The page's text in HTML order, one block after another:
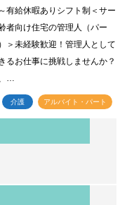
有給休暇ありシフト制＜サー
者向け住宅の管理人（パー
＞未経験歓迎！管理人として
るお仕事に挑戦しませんか？
…
介護 アルバイト・パート